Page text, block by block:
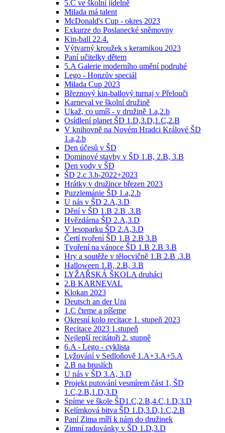
5.C ve školní jídelně
Milada má talent
McDonald's Cup - okres 2023
Exkurze do Poslanecké sněmovny
Kin-ball 22.4.
Výtvarný kroužek s keramikou 2023
Paní učitelky dětem
5.A Galerie moderního umění podruhé
Lego - Honzův speciál
Milada Cup 2023
Březnový kin-ballový turnaj v Přelouči
Karneval ve školní družině
Ukaž, co umíš - v družině 1.a,2.b
Osídlení planet ŠD 1.D,3.D,1.C,2.B
V knihovně na Novém Hradci Králové ŠD
1.a,2.b
Den účesů v ŠD
Dominové stavby v ŠD 1.B, 2.B, 3.B
Den vody v ŠD
ŠD 2.c 3.b-2022+2023
Hrátky v družince březen 2023
Puzzlemánie ŠD 1.a,2.b
U nás v ŠD 2.A,3.D
Dění v ŠD 1.B 2.B .3.B
Hvězdárna ŠD 2.A,3.D
V lesoparku ŠD 2.A,3.D
Čertí tvoření ŠD 1.B 2.B 3.B
Tvoření na vánoce ŠD 1.B 2.B 3.B
Hry a soutěže v tělocvičně 1.B 2.B .3.B
Halloween 1.B, 2.B, 3.B
LYŽAŘSKÁ ŠKOLA druháci
2.B KARNEVAL
Klokan 2023
Deutsch an der Uni
1.C čteme a píšeme
Okresní kolo recitace 1. stupeň 2023
Recitace 2023 1.stupeň
Nejlepší recitátoři 2. stupně
6.A - Lego - cyklista
Lyžování v Sedloňově 1.A+3.A+5.A
2.B na bruslích
U nás v ŠD 3.A, 3.D
Projekt putování vesmírem část 1, ŠD
1.C,2.B,1.D,3.D
Spíme ve škole ŠD1.C,2.B,4.C,1.D,3.D
Kelímková bitva ŠD 1.D,3.D,1.C,2.B
Paní Zima míří k nám do družinek
Zimní radovánky v ŠD 1.D,3.D